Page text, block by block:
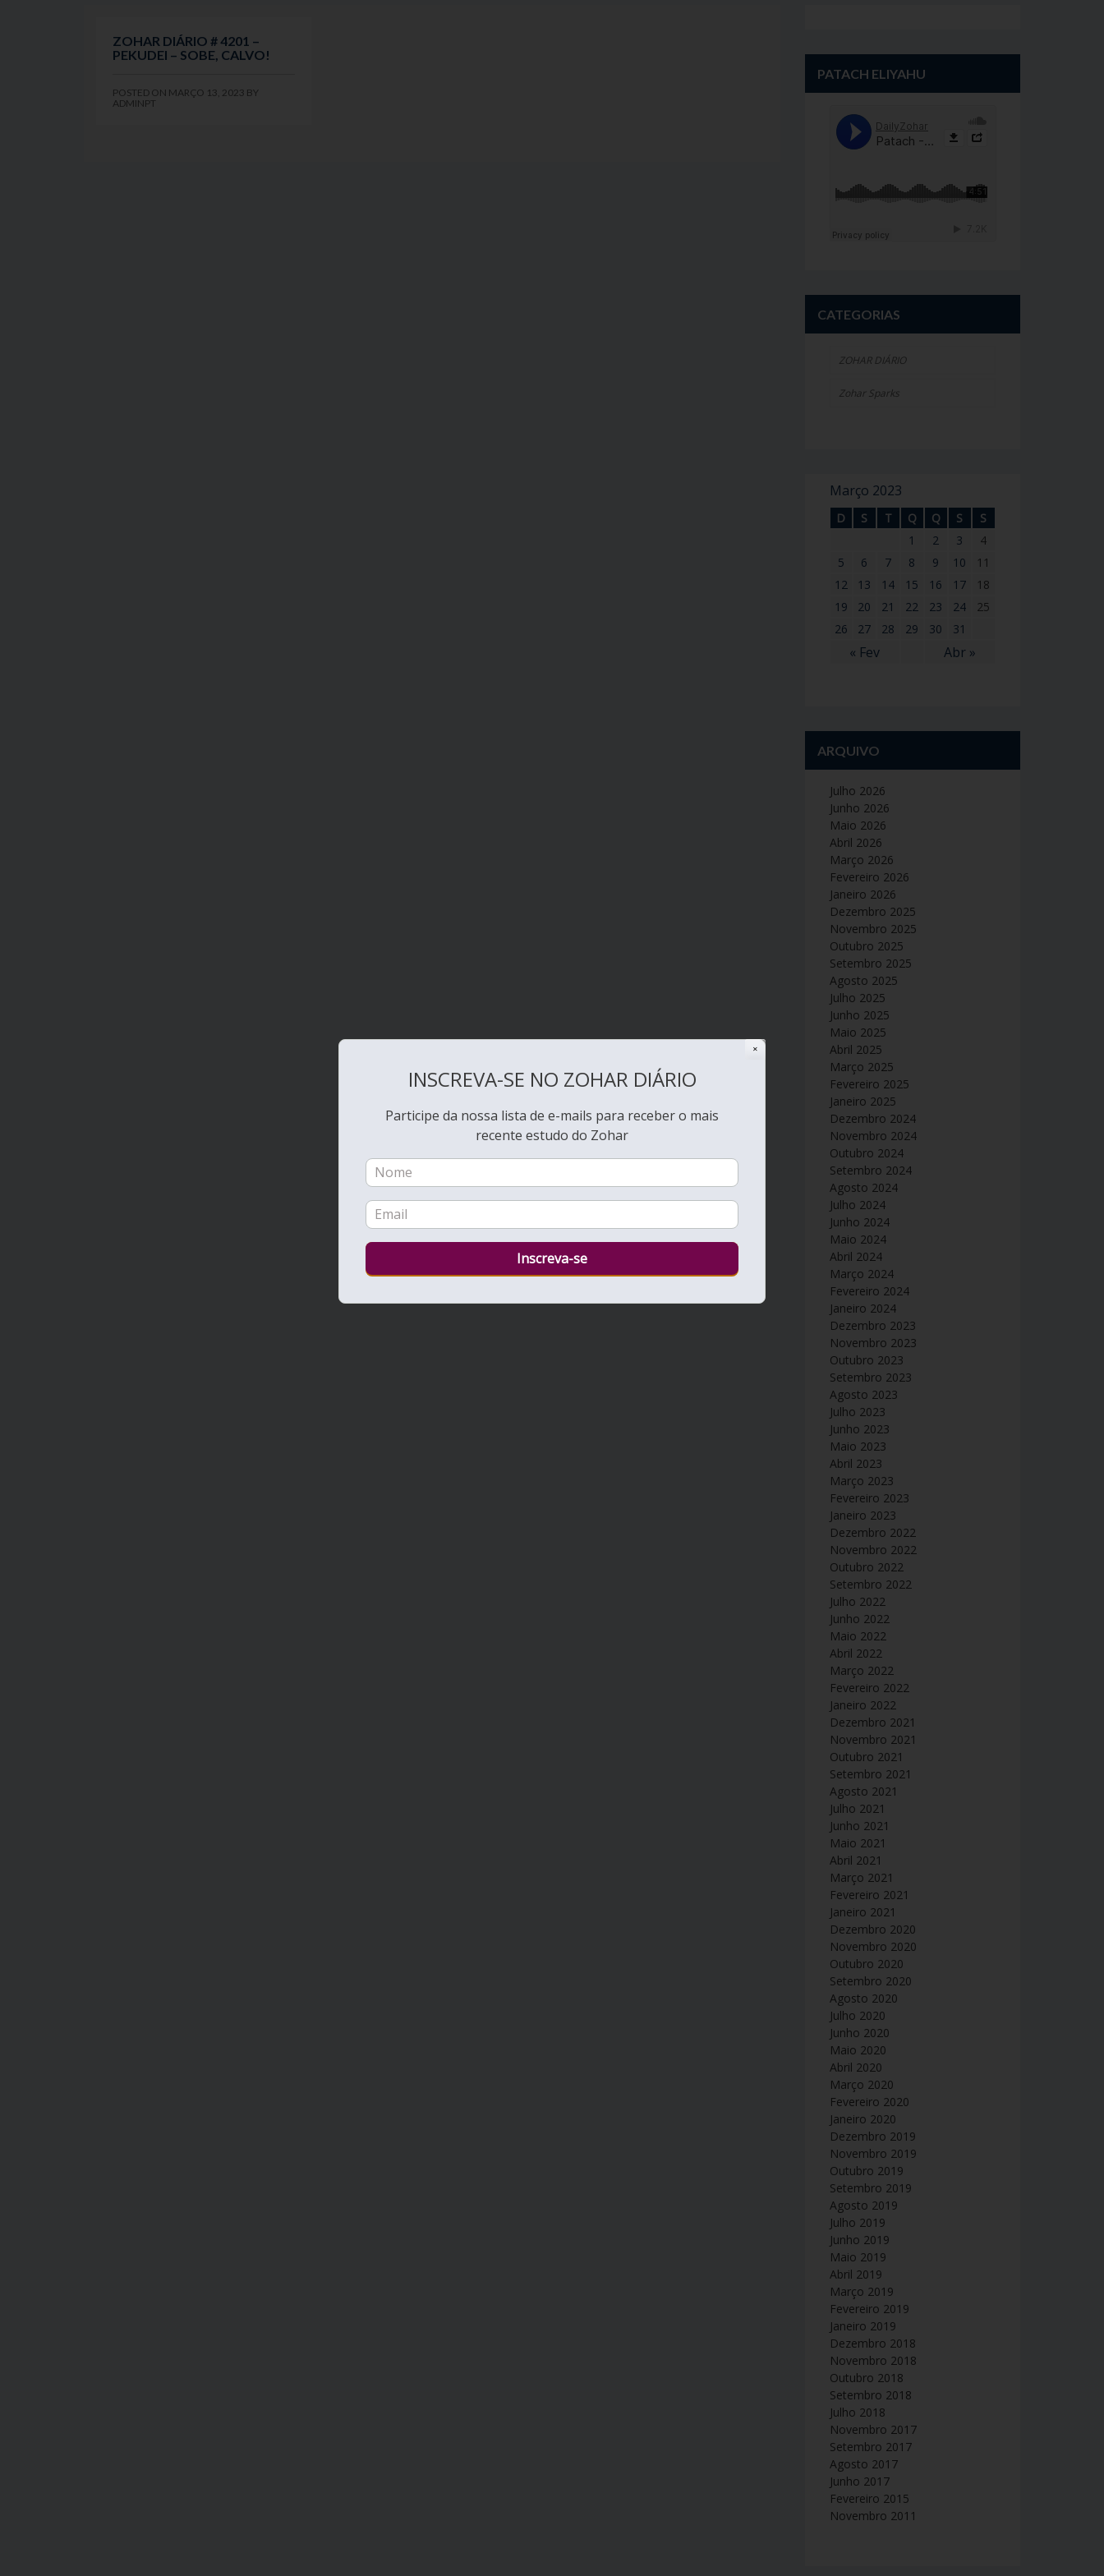
ZOHAR DIÁRIO # 4201 –
PEKUDEI – SOBE, CALVO!
POSTED ON MARÇO 13, 2023 BY
ADMINPT
PATACH ELIYAHU
CATEGORIAS
ZOHAR DIÁRIO
Zohar Sparks
Março 2023
D S T Q Q S S
« Fev Abr »
1 2 3
4
5
6 7 8 9 10
11
12
13 14 15 16 17
18
19
20 21 22 23 24
25
26
27 28 29 30 31
ARQUIVO
Julho 2026
Junho 2026
Maio 2026
Abril 2026
Março 2026
Fevereiro 2026
Janeiro 2026
Dezembro 2025
Novembro 2025
Outubro 2025
Setembro 2025
Agosto 2025
Julho 2025
Junho 2025
Maio 2025
Abril 2025
Março 2025
Fevereiro 2025
Janeiro 2025
Dezembro 2024
Novembro 2024
Outubro 2024
Setembro 2024
Agosto 2024
Julho 2024
Junho 2024
Maio 2024
Abril 2024
Março 2024
Fevereiro 2024
Janeiro 2024
Dezembro 2023
Novembro 2023
Outubro 2023
Setembro 2023
Agosto 2023
Julho 2023
Junho 2023
Maio 2023
Abril 2023
Março 2023
Fevereiro 2023
Janeiro 2023
Dezembro 2022
Novembro 2022
Outubro 2022
Setembro 2022
Julho 2022
Junho 2022
Maio 2022
Abril 2022
Março 2022
Fevereiro 2022
Janeiro 2022
Dezembro 2021
Novembro 2021
Outubro 2021
Setembro 2021
Agosto 2021
Julho 2021
Junho 2021
Maio 2021
Abril 2021
Março 2021
Fevereiro 2021
Janeiro 2021
Dezembro 2020
Novembro 2020
Outubro 2020
Setembro 2020
Agosto 2020
Julho 2020
Junho 2020
Maio 2020
Abril 2020
Março 2020
Fevereiro 2020
Janeiro 2020
Dezembro 2019
Novembro 2019
Outubro 2019
Setembro 2019
Agosto 2019
Julho 2019
Junho 2019
Maio 2019
Abril 2019
Março 2019
Fevereiro 2019
Janeiro 2019
Dezembro 2018
Novembro 2018
Outubro 2018
Setembro 2018
Julho 2018
Novembro 2017
Setembro 2017
Agosto 2017
Junho 2017
Fevereiro 2015
Novembro 2011
✕
INSCREVA-SE NO ZOHAR DIÁRIO
Participe da nossa lista de e-mails para receber o mais
recente estudo do Zohar